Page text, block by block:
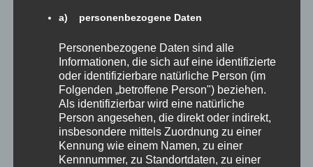
Buchpräsentation
Buchvorstellen
Buchvorstellung
Denken erlaubt
a) personenbezogene Daten
Personenbezogene Daten sind alle
Informationen, die sich auf eine identifizierte
oder identifizierbare natürliche Person (im
Folgenden „betroffene Person") beziehen.
Als identifizierbar wird eine natürliche
Person angesehen, die direkt oder indirekt,
insbesondere mittels Zuordnung zu einer
Kennung wie einem Namen, zu einer
Kennnummer, zu Standortdaten, zu einer